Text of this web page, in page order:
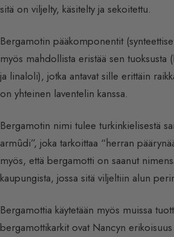
sitä on viljelty, käsitelty ja sekoitettu.
Bergamotin pääkomponentit
myös mahdollista eristää sen tuoksusta
ja linaloli), jotka antavat sille erittäin
on yhteinen laventelin kanssa.
Bergamotin nimi tulee turkinkielisestä
armûdi”, joka tarkoittaa “herran
myös, että bergamotti on saanut
kaupungista, jossa sitä viljeltiin alun
Bergamottia käytetään myös muissa
bergamottikarkit ovat Nancyn